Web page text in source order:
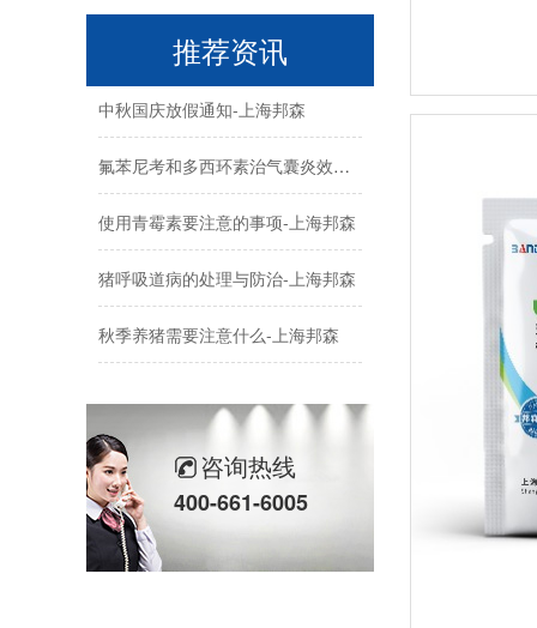
推荐资讯
中秋国庆放假通知-上海邦森
蛋价破6，价格还会涨嘛-上海邦森
国庆|盛世篇章·喜迎华诞上海邦森
中秋快乐，阖家幸福-上海邦森
咨询热线
400-661-6005